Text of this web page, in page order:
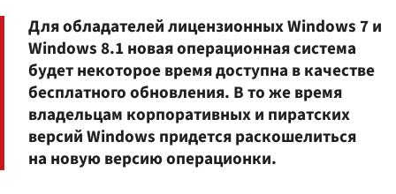
Для обладателей лицензионных Windows 7 и
Windows 8.1 новая операционная система
будет некоторое время доступна в качестве
бесплатного обновления. В то же время
владельцам корпоративных и пиратских
версий Windows придется раскошелиться
на новую версию операционки.